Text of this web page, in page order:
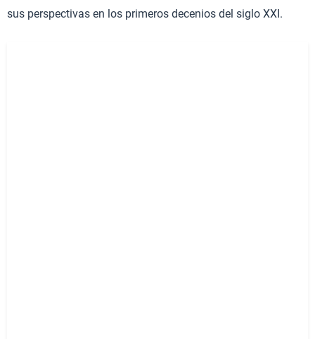
sus perspectivas en los primeros decenios del siglo XXI.